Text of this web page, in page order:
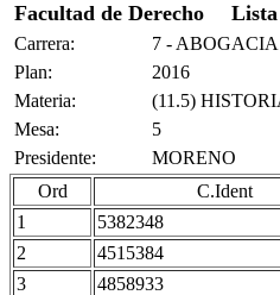
Facultad de Derecho Lista
Carrera:
7 -
Plan:
2016
Materia:
(11.5)
Mesa:
5
Presidente:
MORENO
Ord
C.Ident
1
5382348
2 4515384
3 4858933